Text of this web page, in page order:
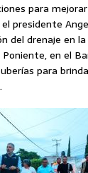
para
presidente
del drenaje en la
Poniente, en el
para